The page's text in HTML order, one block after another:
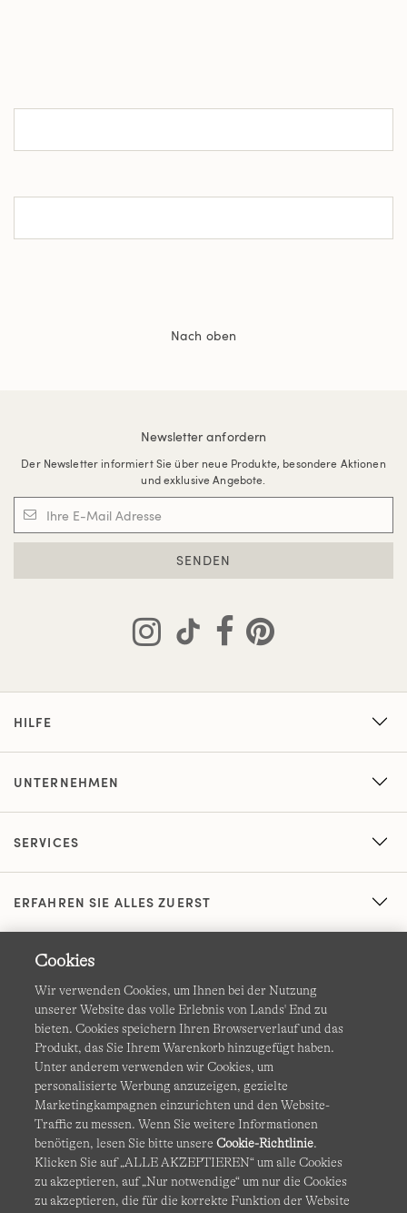
Nach oben
Newsletter anfordern
Der Newsletter informiert Sie über neue Produkte, besondere Aktionen
und exklusive Angebote.
SENDEN
HILFE
UNTERNEHMEN
SERVICES
ERFAHREN SIE ALLES ZUERST
AGB Datenschutz & Sicherheit
Cookies Ich möchte auswählen Barrierefreiheit
Site Map Internationale Websites
Diese Website ist durch reCAPTCHA geschützt. Es gelten die
Datenschutzerklärung undNutzungsbedingungenvon
Cookies
Wir verwenden Cookies, um Ihnen bei der Nutzung
unserer Website das volle Erlebnis von Lands' End zu
bieten. Cookies speichern Ihren Browserverlauf und das
Produkt, das Sie Ihrem Warenkorb hinzugefügt haben.
Unter anderem verwenden wir Cookies, um
personalisierte Werbung anzuzeigen, gezielte
Marketingkampagnen einzurichten und den Website-
Traffic zu messen. Wenn Sie weitere Informationen
benötigen, lesen Sie bitte unsereCookie-Richtlinie.
Klicken Sie auf „ALLE AKZEPTIEREN“ um alle Cookies
zu akzeptieren, auf „Nur notwendige“ um nur die Cookies
zu akzeptieren, die für die korrekte Funktion der Website